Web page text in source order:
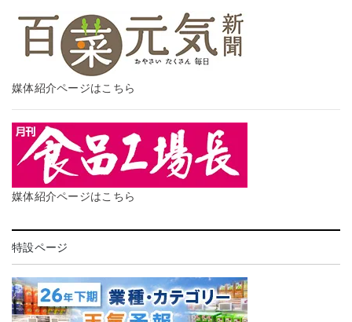
媒体紹介ページはこちら
媒体紹介ページはこちら
特設ページ